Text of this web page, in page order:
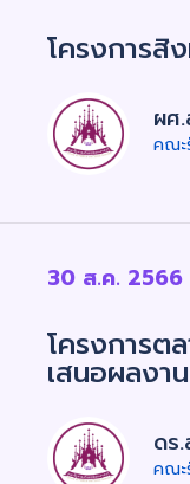
โครงการสิ
ผศ
คณะ
30 ส.ค. 2566
โครงการต
เสนอผลงา
ดร
คณะ